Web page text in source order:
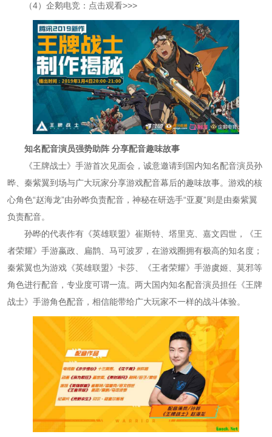
（4）企鹅电竞：点击观看>>>
知名配音演员强势助阵 分享配音趣味故事
《王牌战士》手游首次见面会，诚意邀请到国内知名配音演员孙
晔、秦紫翼到场与广大玩家分享游戏配音幕后的趣味故事。游戏的核
心角色“赵海龙”由孙晔负责配音，神秘在研选手“亚夏”则是由秦紫翼
负责配音。
孙晔的代表作有《英雄联盟》崔斯特、塔里克、嘉文四世，《王
者荣耀》手游嬴政、扁鹊、马可波罗，在游戏圈拥有极高的知名度；
秦紫翼也为游戏《英雄联盟》卡莎、《王者荣耀》手游虞姬、莫邪等
角色进行配音，专业度可谓一流。两大国内知名配音演员担任《王牌
战士》手游角色配音，相信能带给广大玩家不一样的战斗体验。